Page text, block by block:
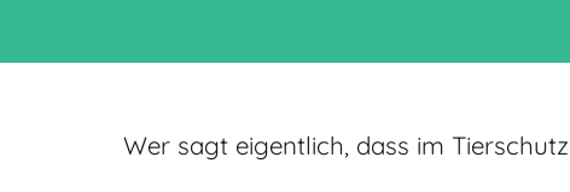
Wer sagt eigentlich, dass im